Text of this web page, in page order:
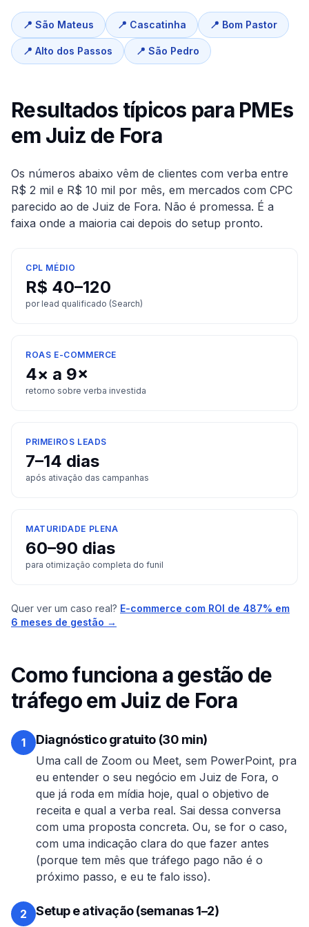
📍 São Mateus 📍 Cascatinha 📍 Bom Pastor
📍 Alto dos Passos 📍 São Pedro
Resultados típicos para PMEs
em Juiz de Fora
Os números abaixo vêm de clientes com verba entre
R$ 2 mil e R$ 10 mil por mês, em mercados com CPC
parecido ao de Juiz de Fora. Não é promessa. É a
faixa onde a maioria cai depois do setup pronto.
CPL MÉDIO
R$ 40–120
por lead qualificado (Search)
ROAS E-COMMERCE
4× a 9×
retorno sobre verba investida
PRIMEIROS LEADS
7–14 dias
após ativação das campanhas
MATURIDADE PLENA
60–90 dias
para otimização completa do funil
Quer ver um caso real? E-commerce com ROI de 487% em
6 meses de gestão →
Como funciona a gestão de
tráfego em Juiz de Fora
1 Diagnóstico gratuito (30 min)
Uma call de Zoom ou Meet, sem PowerPoint, pra
eu entender o seu negócio em Juiz de Fora, o
que já roda em mídia hoje, qual o objetivo de
receita e qual a verba real. Sai dessa conversa
com uma proposta concreta. Ou, se for o caso,
com uma indicação clara do que fazer antes
(porque tem mês que tráfego pago não é o
próximo passo, e eu te falo isso).
2 Setup e ativação (semanas 1–2)